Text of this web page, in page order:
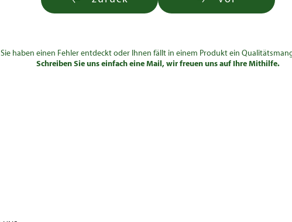
Sie haben einen Fehler entdeckt oder Ihnen fällt in einem Produkt ein
Schreiben Sie uns einfach eine Mail, wir freuen uns auf Ihre Mithilfe.